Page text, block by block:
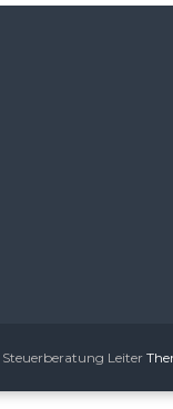
Steuerberatung Leiter